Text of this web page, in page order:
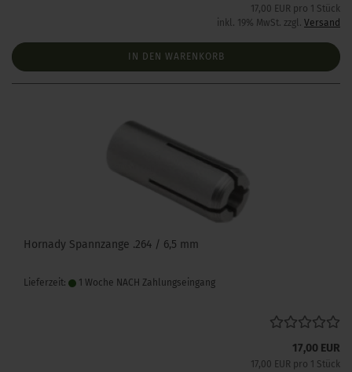
17,00 EUR pro 1 Stück
inkl. 19% MwSt. zzgl. Versand
IN DEN WARENKORB
Hornady Spannzange .264 / 6,5 mm
Lieferzeit: 1 Woche NACH Zahlungseingang
17,00 EUR
17,00 EUR pro 1 Stück